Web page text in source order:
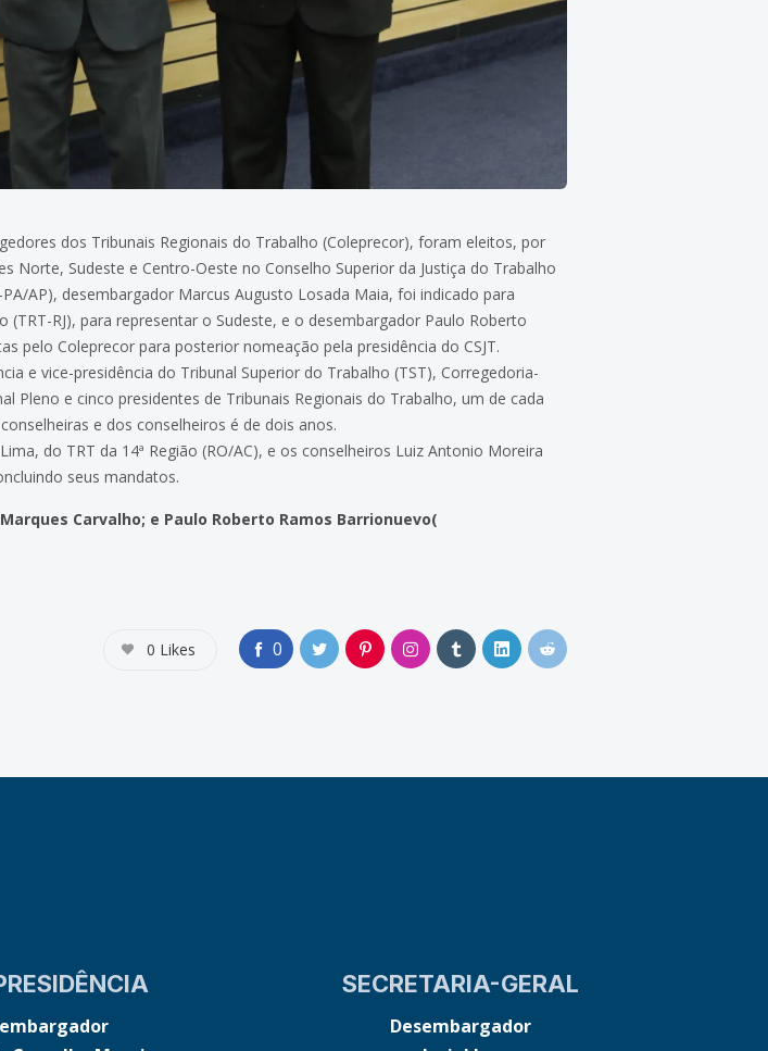
dos Tribunais Regionais do Trabalho (Coleprecor), foram eleitos, por
Norte, Sudeste e Centro-Oeste no Conselho Superior da Justiça do Trabalho
AP), desembargador Marcus Augusto Losada Maia, foi indicado para
RJ), para representar o Sudeste, e o desembargador Paulo Roberto
pelo Coleprecor para posterior nomeação pela presidência do CSJT.
e vice-presidência do Tribunal Superior do Trabalho (TST), Corregedoria-
Pleno e cinco presidentes de Tribunais Regionais do Trabalho, um de cada
e dos conselheiros é de dois anos.
do TRT da 14ª Região (RO/AC), e os conselheiros Luiz Antonio Moreira
seus mandatos.
Carvalho; e Paulo Roberto Ramos Barrionuevo(
0
0 Likes
SECRETARIA-GERAL
Desembargador